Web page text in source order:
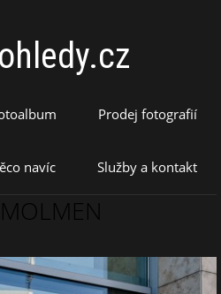
Prodej fotografií
navíc Služby a kontakt